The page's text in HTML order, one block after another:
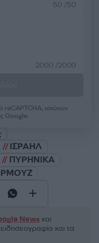
50 /50
2000 /2000
reCAPTCHA, ισχύουν
Google.
ΙΣΡΑΗΛ
ΠΥΡΗΝΙΚΑ
News και
και τα